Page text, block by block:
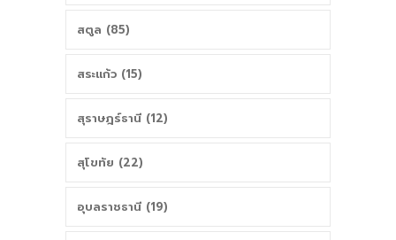
สตูล (85)
สระแก้ว (15)
สุราษฎร์ธานี (12)
สุโขทัย (22)
อุบลราชธานี (19)